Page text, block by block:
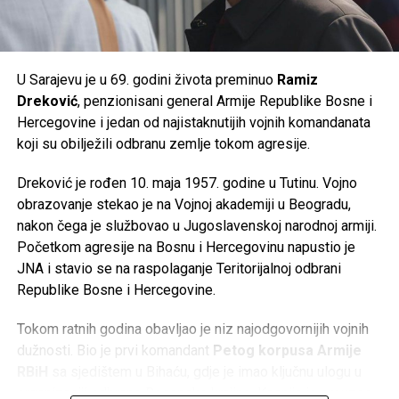
U Sarajevu je u 69. godini života preminuo Ramiz
Dreković, penzionisani general Armije Republike Bosne i
Hercegovine i jedan od najistaknutijih vojnih komandanata
koji su obilježili odbranu zemlje tokom agresije.
Dreković je rođen 10. maja 1957. godine u Tutinu. Vojno
obrazovanje stekao je na Vojnoj akademiji u Beogradu,
nakon čega je službovao u Jugoslavenskoj narodnoj armiji.
Početkom agresije na Bosnu i Hercegovinu napustio je
JNA i stavio se na raspolaganje Teritorijalnoj odbrani
Republike Bosne i Hercegovine.
Tokom ratnih godina obavljao je niz najodgovornijih vojnih
dužnosti. Bio je prvi komandant Petog korpusa Armije
organizaciji odbrane Bosanske krajine. Kasnije je preuzeo